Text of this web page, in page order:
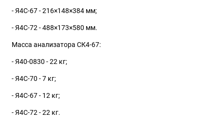
- Я4С-67 - 216×148×384 мм;
- Я4С-72 - 488×173×580 мм.
Масса анализатора СК4-67:
- Я40-0830 - 22 кг;
- Я4С-70 - 7 кг;
- Я4С-67 - 12 кг;
- Я4С-72 - 22 кг.